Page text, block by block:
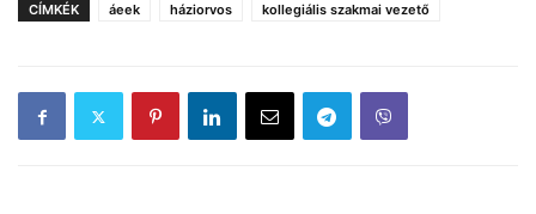
CÍMKÉK áeek háziorvos kollegiális szakmai vezető